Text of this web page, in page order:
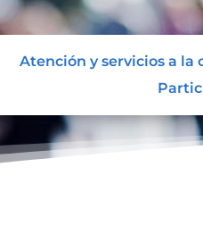
Atención y servicios a la